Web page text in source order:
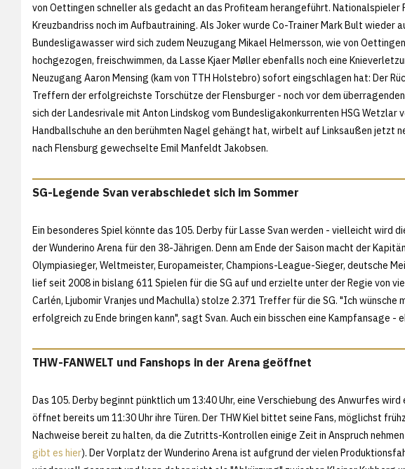
von Oettingen schneller als gedacht an das Profiteam herangeführt. Nationalspieler
Kreuzbandriss noch im Aufbautraining. Als Joker wurde Co-Trainer Mark Bult
Bundesligawasser wird sich zudem Neuzugang Mikael Helmersson, wie von
hochgezogen, freischwimmen, da Lasse Kjaer Møller ebenfalls noch eine
Neuzugang Aaron Mensing (kam von TTH Holstebro) sofort eingschlagen hat: Der
Treffern der erfolgreichste Torschütze der Flensburger - noch vor dem
sich der Landesrivale mit Anton Lindskog vom Bundesligakonkurrenten HSG Wetzlar
Handballschuhe an den berühmten Nagel gehängt hat, wirbelt auf Linksaußen jetzt
nach Flensburg gewechselte Emil Manfeldt Jakobsen.
SG-Legende Svan verabschiedet sich im Sommer
Ein besonderes Spiel könnte das 105. Derby für Lasse Svan werden - vielleicht wird
der Wunderino Arena für den 38-Jährigen. Denn am Ende der Saison macht der
Olympiasieger, Weltmeister, Europameister, Champions-League-Sieger, deutsche
lief seit 2008 in bislang 611 Spielen für die SG auf und erzielte unter der Regie von
Carlén, Ljubomir Vranjes und Machulla) stolze 2.371 Treffer für die SG. "Ich wünsche
erfolgreich zu Ende bringen kann", sagt Svan. Auch ein bisschen eine Kampfansage -
THW-FANWELT und Fanshops in der Arena geöffnet
Das 105. Derby beginnt pünktlich um 13:40 Uhr, eine Verschiebung des Anwurfes
öffnet bereits um 11:30 Uhr ihre Türen. Der THW Kiel bittet seine Fans, möglichst
Nachweise bereit zu halten, da die Zutritts-Kontrollen einige Zeit in Anspruch
gibt es hier). Der Vorplatz der Wunderino Arena ist aufgrund der vielen